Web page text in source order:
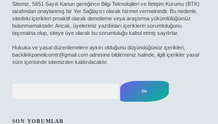
Sitemiz, 5651 Sayılı Kanun gereğince Bilgi Teknolojileri ve İletişim Kurumu (BTK)
tarafından onaylanmış bir Yer Sağlayıcı olarak hizmet vermektedir. Bu nedenle,
sitedeki içerikleri proaktif olarak denetleme veya araştırma yükümlülüğümüz
bulunmamaktadır. Ancak, üyelerimiz yazdıkları içeriklerin sorumluluğunu
taşımakta olup, siteye üye olarak bu sorumluluğu kabul etmiş sayılırlar.
Hukuka ve yasal düzenlemelere aykırı olduğunu düşündüğünüz içerikleri,
backlinkpanelicomtr@gmail.com adresine bildirmeniz halinde, ilgili içerikler yasal
süre içerisinde sitemizden kaldırılacaktır.
SON YORUMLAR